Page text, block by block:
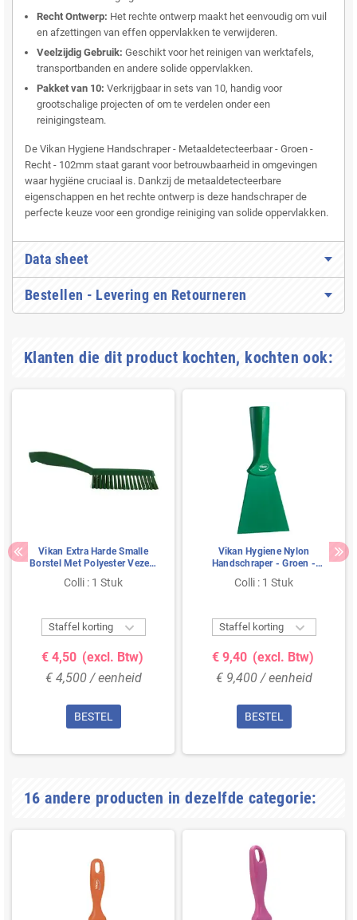
Recht Ontwerp: Het rechte ontwerp maakt het eenvoudig om vuil
en afzettingen van effen oppervlakken te verwijderen.
Veelzijdig Gebruik: Geschikt voor het reinigen van werktafels,
transportbanden en andere solide oppervlakken.
Pakket van 10: Verkrijgbaar in sets van 10, handig voor
grootschalige projecten of om te verdelen onder een
reinigingsteam.
De Vikan Hygiene Handschraper - Metaaldetecteerbaar - Groen -
Recht - 102mm staat garant voor betrouwbaarheid in omgevingen
waar hygiëne cruciaal is. Dankzij de metaaldetecteerbare
eigenschappen en het rechte ontwerp is deze handschraper de
perfecte keuze voor een grondige reiniging van solide oppervlakken.
Data sheet
Bestellen - Levering en Retourneren
Klanten die dit product kochten, kochten ook:
Vikan Extra Harde Smalle
Borstel Met Polyester Vezels
300x20x70mm Groen
Colli : 1 Stuk
Staffel korting 
€ 4,50 (excl. Btw)
€ 4,500 / eenheid
BESTEL
Vikan Hygiene Nylon
Handschraper - Groen -
100mm - met Schroefdraad
Colli : 1 Stuk
Staffel korting 
€ 9,40 (excl. Btw)
€ 9,400 / eenheid
BESTEL
16 andere producten in dezelfde categorie: